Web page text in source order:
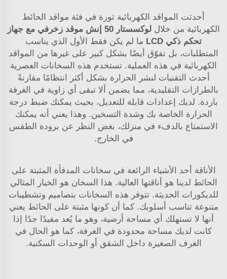
أحدثت المواقد الكهربائية ثورة في فئة مواقد الحائط
الكهربائية من خلال
لوكسستار 50 إنش موقد زخرفي مع جهاز
تحكم ذكي LCD
ما لم يكن فقط الأول الذي يناسب
المتطلبات، بل تفوّق أيضًا بشكل كبير على غيرها من المواقد
الكهربائية في هذه العملية. تستخدم هذه السخانات العصرية
أحدث التقنيات لنشر الحرارة بشكل أكثر انتظامًا مقارنةً
بالطرازات التقليدية، مما يضمن ألا تبقى أي زاوية في الغرفة
باردة. لديك إعدادات قابلة للتعديل، بحيث يمكنك ضبط درجة
الحرارة الخاصة بك وشدة التسخين. وهذا يعني أنه يمكنك
الاستمتاع بالدفء في منزلك، بغض النظر عن برودة الطقس
في الخارج.
الأناقة أحد الأشياء الرائعة في سخانات المدفأة المثبتة على
الحائط لدينا هو أناقتها العالية. هذا السخان هو الخيار المثالي
للديكورات الحديثة. تتوفر هذه السخانات بتصاميم وتشطيبات
متنوعة تناسب أسلوبك. كما أن كونها مثبتة على الحائط يعني
أنها لا تستهلك أي مساحة أرضية، وهو ما يُعد مفيدًا جدًا إذا
كانت لديك مساحة محدودة في الغرفة، كما هو الحال في
الغرف الصغيرة داخل الشقق أو الوحدات السكنية.